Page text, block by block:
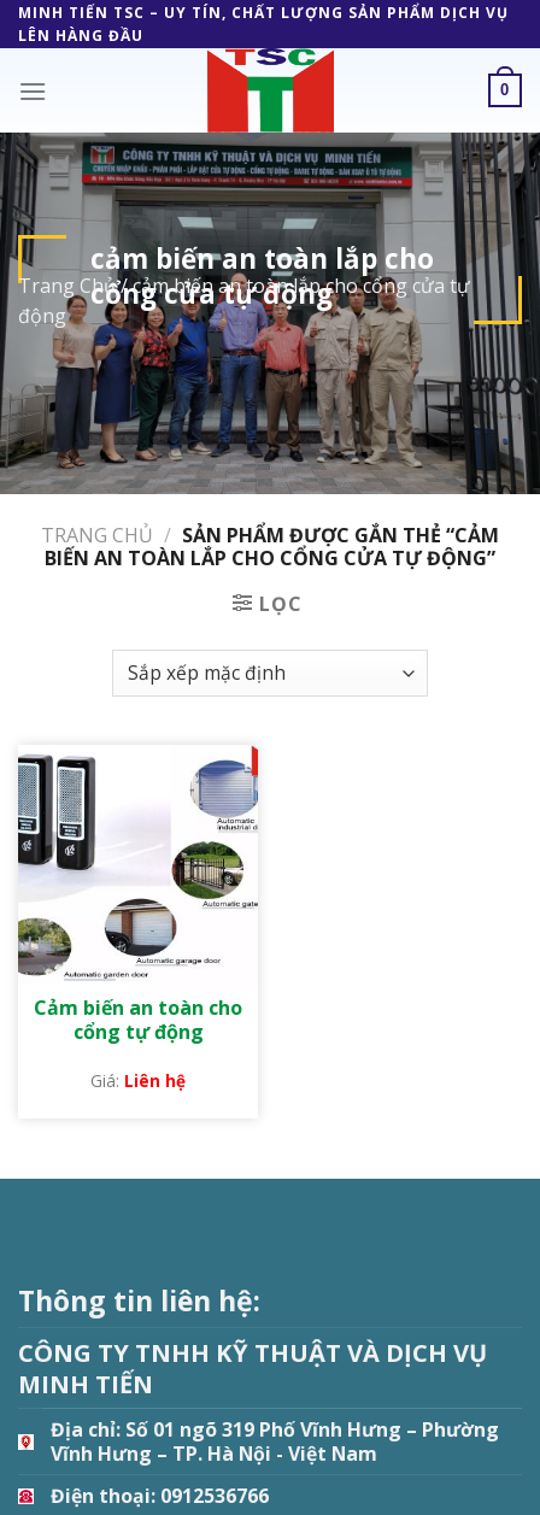
Skip
to
MINH TIẾN TSC – UY TÍN, CHẤT LƯỢNG SẢN PHẨM DỊCH VỤ
LÊN HÀNG ĐẦU
0
cảm biến an toàn lắp cho
cổng cửa tự động
Trang Chủ/cảm biến an toàn lắp cho cổng cửa tự
động
TRANG CHỦ / SẢN PHẨM ĐƯỢC GẮN THẺ “CẢM
BIẾN AN TOÀN LẮP CHO CỔNG CỬA TỰ ĐỘNG”
LỌC
Cảm biến an toàn cho
cổng tự động
Liên hệ
Thông tin liên hệ:
CÔNG TY TNHH KỸ THUẬT VÀ DỊCH VỤ
MINH TIẾN
Địa chỉ: Số 01 ngõ 319 Phố Vĩnh Hưng – Phường
Vĩnh Hưng – TP. Hà Nội - Việt Nam
Điện thoại: 0912536766